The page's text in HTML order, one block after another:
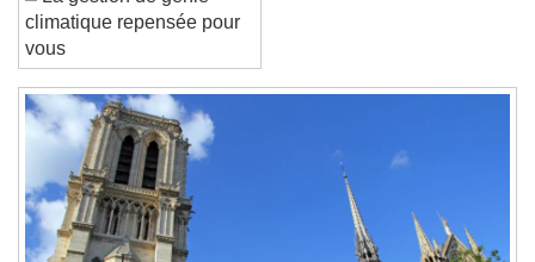
End of dialog window.
La gestion de génie
climatique repensée pour
vous